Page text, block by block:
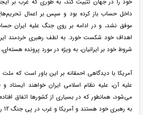
داخل حساب باز کرده بود و سپس بر اعمال
موفق نشد، و در ادامه بر روی جنگ علیه ایران
اهداف خود شکست خورد. به لطف رهبری خردمند
شروط خود بر ایرانیان، به ویژه در مورد پرونده
آمریکا با دیدگاهی احمقانه بر این باور است که
علیه آن، علیه نظام اسلامی ایران خواهند ایستاد
می‌شود، همانطور که در بسیاری از کشورها اتفاق
به